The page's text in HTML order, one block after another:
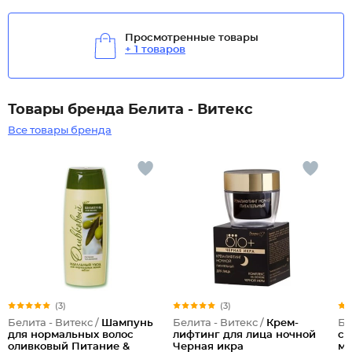
Просмотренные товары
+ 1 товаров
Товары бренда Белита - Витекс
Все товары бренда
(3)
Белита - Витекс / Шампунь
для нормальных волос
оливковый Питание &
(3)
Белита - Витекс / Крем-
лифтинг для лица ночной
Черная икра